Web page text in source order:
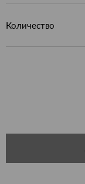
Количество